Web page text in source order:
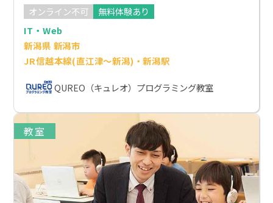
オンライン不可
無料体験あり
IT・Web
新潟県 新潟市
JR信越本線(直江津～新潟)・新潟駅
QUREO（キュレオ）プログラミング教室
教室